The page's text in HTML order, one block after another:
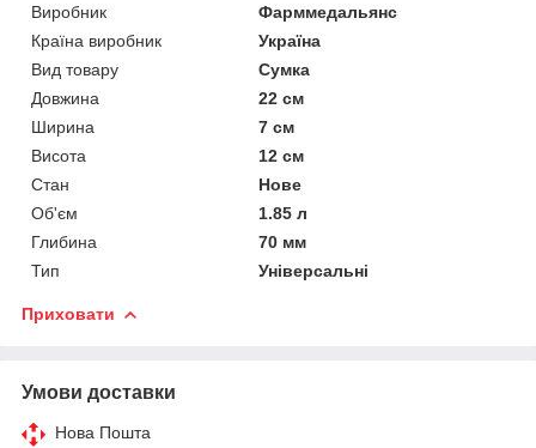
Виробник
Фарммедальянс
Країна виробник
Україна
Вид товару
Сумка
Довжина
22 см
Ширина
7 см
Висота
12 см
Стан
Нове
Об'єм
1.85 л
Глибина
70 мм
Тип
Універсальні
Приховати
Умови доставки
Нова Пошта